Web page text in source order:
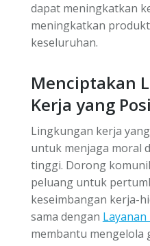
dapat meningkatkan
meningkatkan
keseluruhan.
Menciptakan
Kerja yang
Lingkungan kerja
untuk menjaga moral
tinggi. Dorong
peluang untuk
keseimbangan kerja-
sama dengan
membantu mengelola